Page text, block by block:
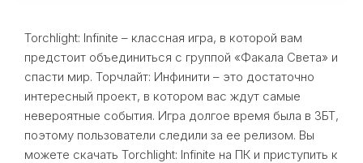
Torchlight: Infinite – классная игра, в которой вам
предстоит объединиться с группой «Факала Света» и
спасти мир. Торчлайт: Инфинити – это достаточно
интересный проект, в котором вас ждут самые
невероятные события. Игра долгое время была в ЗБТ,
поэтому пользователи следили за ее релизом. Вы
можете скачать Torchlight: Infinite на ПК и приступить к